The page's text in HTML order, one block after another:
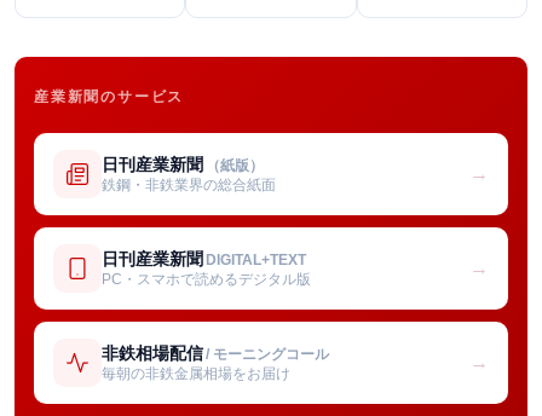
産業新聞のサービス
日刊産業新聞 （紙版）
鉄鋼・非鉄業界の総合紙面
→
日刊産業新聞 DIGITAL+TEXT
PC・スマホで読めるデジタル版
→
非鉄相場配信/ モーニングコール
毎朝の非鉄金属相場をお届け
→